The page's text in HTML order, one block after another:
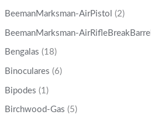
BeemanMarksman-AirPistol (2)
BeemanMarksman-AirRifleBreakBarrel
Bengalas (18)
Binoculares (6)
Bipodes (1)
Birchwood-Gas (5)